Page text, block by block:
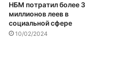
НБМ потратил более 3
миллионов леев в
социальной сфере
10/02/2024